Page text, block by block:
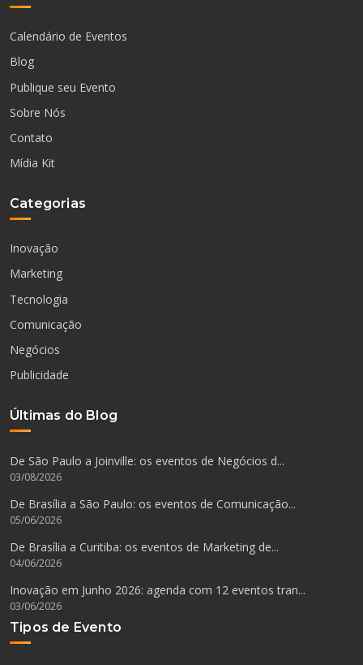
Calendário de Eventos
Blog
Publique seu Evento
Sobre Nós
Contato
Mídia Kit
Categorias
Inovação
Marketing
Tecnologia
Comunicação
Negócios
Publicidade
Últimas do Blog
De São Paulo a Joinville: os eventos de Negócios d...
03/08/2026
De Brasília a São Paulo: os eventos de Comunicação...
05/06/2026
De Brasília a Curitiba: os eventos de Marketing de...
04/06/2026
Inovação em Junho 2026: agenda com 12 eventos tran...
03/06/2026
Tipos de Evento